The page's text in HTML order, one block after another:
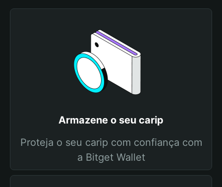
Armazene o seu carip
Proteja o seu carip com confiança com
a Bitget Wallet